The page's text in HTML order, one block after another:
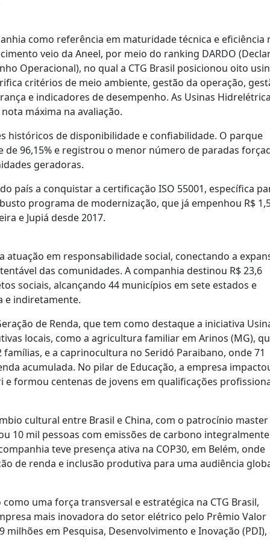
como referência em maturidade técnica e eficiência
veio da Aneel, por meio do ranking DARDO
Operacional), no qual a CTG Brasil posicionou oito
critérios de meio ambiente, gestão da operação,
e indicadores de desempenho. As Usinas
máxima na avaliação.
históricos de disponibilidade e confiabilidade. O parque
96,15% e registrou o menor número de paradas
geradoras.
país a conquistar a certificação ISO 55001, específica
programa de modernização, que já empenhou R$
e Jupiá desde 2017.
atuação em responsabilidade social, conectando a
das comunidades. A companhia destinou R$ 23,6
sociais, alcançando 44 municípios em sete estados e
e indiretamente.
de Renda, que tem como destaque a iniciativa
locais, como a agricultura familiar em Arinos (MG),
e a caprinocultura no Seridó Paraibano, onde 71
acumulada. No pilar de Educação, a empresa
e formou centenas de jovens em qualificações
cultural entre Brasil e China, com o patrocínio master
10 mil pessoas com emissões de carbono integralmente
teve presença ativa na COP30, em Belém, onde
de renda e inclusão produtiva para uma audiência
uma força transversal e estratégica na CTG Brasil,
mais inovadora do setor elétrico pelo Prêmio Valor
em Pesquisa, Desenvolvimento e Inovação (PDI),